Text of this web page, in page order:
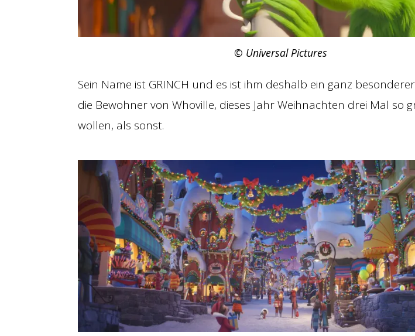
© Universal Pictures
Sein Name ist GRINCH und es ist ihm deshalb ein ganz
die Bewohner von Whoville, dieses Jahr Weihnachten drei Mal so
wollen, als sonst.